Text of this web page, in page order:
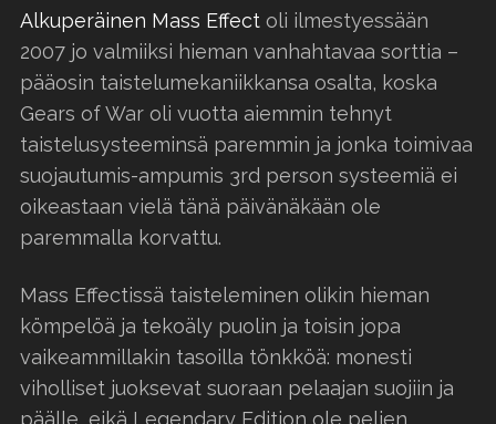
Alkuperäinen Mass Effect oli ilmestyessään
2007 jo valmiiksi hieman vanhahtavaa sorttia –
pääosin taistelumekaniikkansa osalta, koska
Gears of War oli vuotta aiemmin tehnyt
taistelusysteeminsä paremmin ja jonka toimivaa
suojautumis-ampumis 3rd person systeemiä ei
oikeastaan vielä tänä päivänäkään ole
paremmalla korvattu.
Mass Effectissä taisteleminen olikin hieman
kömpelöä ja tekoäly puolin ja toisin jopa
vaikeammillakin tasoilla tönkköä: monesti
viholliset juoksevat suoraan pelaajan suojiin ja
päälle, eikä Legendary Edition ole pelien